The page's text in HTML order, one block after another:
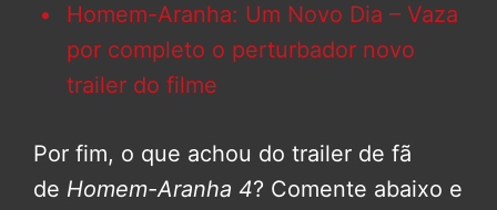
Homem-Aranha: Um Novo Dia – Vaza
por completo o perturbador novo
trailer do filme
Por fim, o que achou do trailer de fã
de Homem-Aranha 4? Comente abaixo e